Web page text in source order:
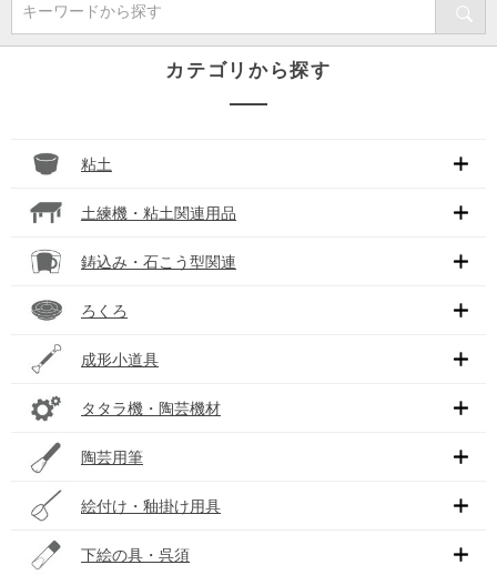
キーワードから探す
カテゴリから探す
粘土
土練機・粘土関連用品
鋳込み・石こう型関連
ろくろ
成形小道具
タタラ機・陶芸機材
陶芸用筆
絵付け・釉掛け用具
下絵の具・呉須